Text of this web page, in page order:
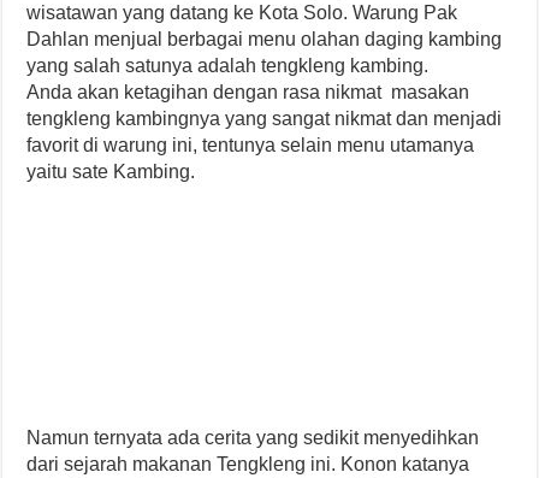
wisatawan yang datang ke Kota Solo. Warung Pak
Dahlan menjual berbagai menu olahan daging kambing
yang salah satunya adalah tengkleng kambing.
Anda akan ketagihan dengan rasa nikmat masakan
tengkleng kambingnya yang sangat nikmat dan menjadi
favorit di warung ini, tentunya selain menu utamanya
yaitu sate Kambing.
Namun ternyata ada cerita yang sedikit menyedihkan
dari sejarah makanan Tengkleng ini. Konon katanya